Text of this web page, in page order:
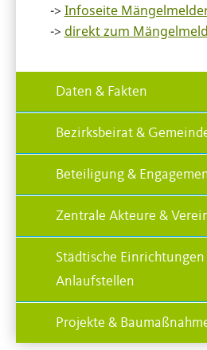
-> Infoseite
-> direkt zum
Daten & Fakten
Bezirksbeirat &
Beteiligung &
Zentrale Akteure &
Städtische
Anlaufstellen
Projekte &